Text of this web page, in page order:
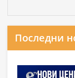
Последни